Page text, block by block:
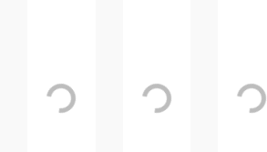
Loading... Loading... Loading...